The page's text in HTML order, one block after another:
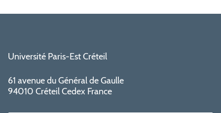
Université Paris-Est Créteil
61 avenue du Général de Gaulle
94010 Créteil Cedex France